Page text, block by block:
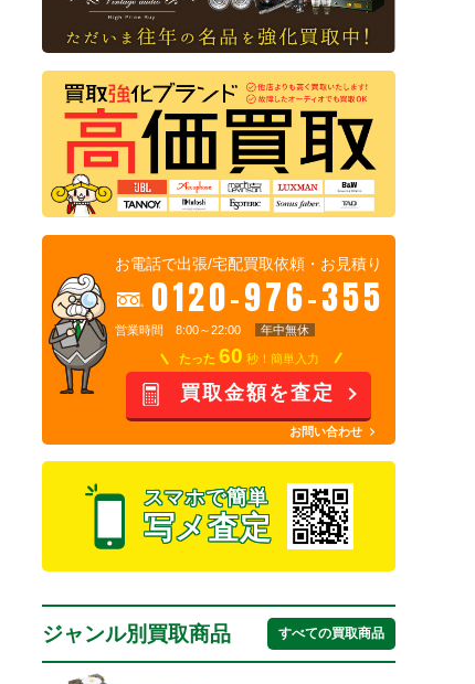
お電話で出張/宅配買取依頼・お見積り
0120-976-355
営業時間 8:00～22:00 年中無休
たった 60 秒！簡単入力
買取金額を査定
お問い合わせ
スマホで簡単
写メ査定
ジャンル別買取商品 すべての買取商品